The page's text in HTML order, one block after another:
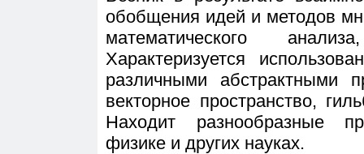
обобщения идей и методов
математического
Характеризуется
различными абстрактными
векторное пространство,
Находит разнообразные
физике и других науках.